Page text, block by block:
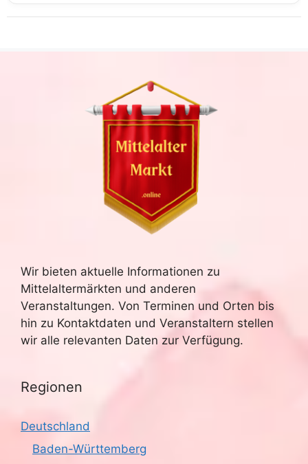
Wir bieten aktuelle Informationen zu
Mittelaltermärkten und anderen
Veranstaltungen. Von Terminen und Orten bis
hin zu Kontaktdaten und Veranstaltern stellen
wir alle relevanten Daten zur Verfügung.
Regionen
Deutschland
Baden-Württemberg